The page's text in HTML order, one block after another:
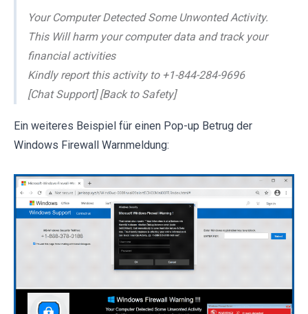
Your Computer Detected Some Unwonted Activity.
This Will harm your computer data and track your
financial activities
Kindly report this activity to +1-844-284-9696
[Chat Support] [Back to Safety]
Ein weiteres Beispiel für einen Pop-up Betrug der
Windows Firewall Warnmeldung: